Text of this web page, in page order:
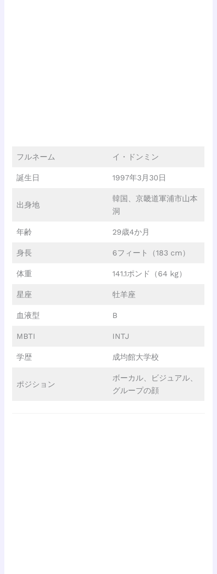
フルネーム イ・ドンミン
誕生日 1997年3月30日
出身地
韓国、京畿道軍浦市山本
洞
年齢 29歳4か月
身長 6フィート（183 cm）
体重 141.1ポンド（64 kg）
星座 牡羊座
血液型 B
MBTI INTJ
学歴 成均館大学校
ポジション
ボーカル、ビジュアル、
グループの顔